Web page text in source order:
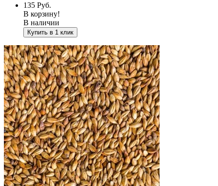
135 Руб.
В корзину!
В наличии
Купить в 1 клик